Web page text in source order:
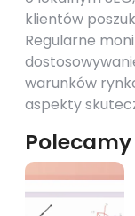
klientów
Regularne
warunków
aspekty
Polecamy